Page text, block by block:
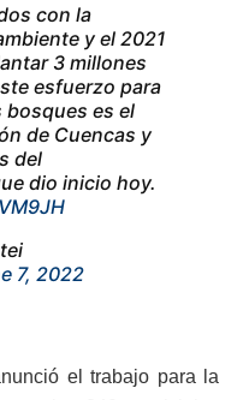
con la
y el 2021
3 millones
esfuerzo para
bosques es el
de Cuencas y
del
dio inicio hoy.
7, 2022
el trabajo para la